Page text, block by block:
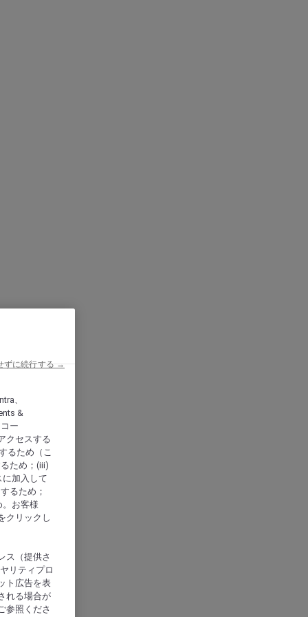
、
&
ー
クセスする
るため（こ
ため；(iii)
加入して
るため；
お客様
クリックし
ス（提供さ
リティプロ
ト広告を表
れる場合が
参照くださ
ずに続行する →